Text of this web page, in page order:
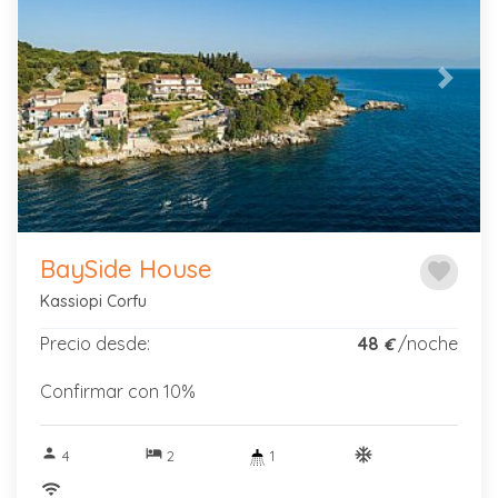
Previous Next
favorite
BaySide House
Kassiopi Corfu
Precio desde: 48 €/noche
Confirmar con 10%
person 4 hotel2 1
ac_unitif
wifi